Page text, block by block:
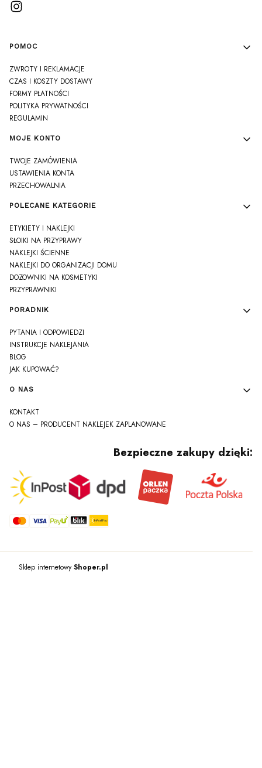
Linki w stopce
POMOC
ZWROTY I REKLAMACJE
CZAS I KOSZTY DOSTAWY
FORMY PŁATNOŚCI
POLITYKA PRYWATNOŚCI
REGULAMIN
MOJE KONTO
TWOJE ZAMÓWIENIA
USTAWIENIA KONTA
PRZECHOWALNIA
POLECANE KATEGORIE
ETYKIETY I NAKLEJKI
SŁOIKI NA PRZYPRAWY
NAKLEJKI ŚCIENNE
NAKLEJKI DO ORGANIZACJI DOMU
DOZOWNIKI NA KOSMETYKI
PRZYPRAWNIKI
PORADNIK
PYTANIA I ODPOWIEDZI
INSTRUKCJE NAKLEJANIA
BLOG
JAK KUPOWAĆ?
O NAS
KONTAKT
O NAS – PRODUCENT NAKLEJEK ZAPLANOWANE
Bezpieczne zakupy dzięki:
Sklep internetowyShoper.pl